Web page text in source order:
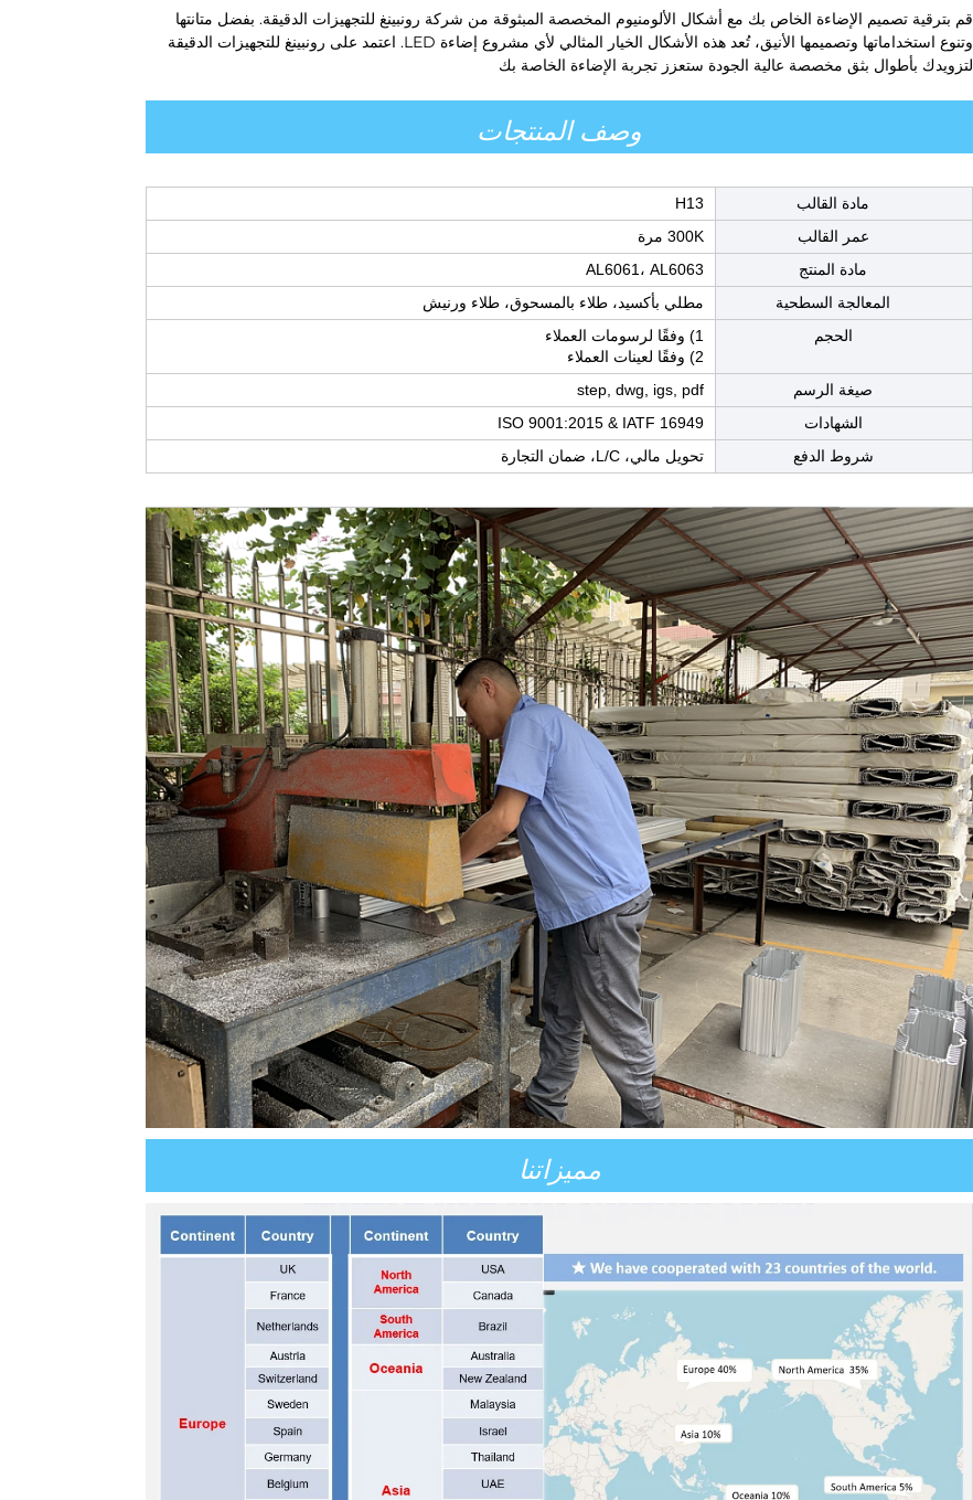
قم بترقية تصميم الإضاءة الخاص بك مع أشكال الألومنيوم المخصصة المبثوقة من شركة رونبينغ للتجهيزات الدقيقة. بفضل متانتها
وتنوع استخداماتها وتصميمها الأنيق، تُعد هذه الأشكال الخيار المثالي لأي مشروع إضاءة LED. اعتمد على رونبينغ للتجهيزات الدقيقة
لتزويدك بأطوال بثق مخصصة عالية الجودة ستعزز تجربة الإضاءة الخاصة بك
وصف المنتجات
مادة القالب
H13
عمر القالب
300K مرة
مادة المنتج
AL6061، AL6063
المعالجة السطحية
مطلي بأكسيد، طلاء بالمسحوق، طلاء ورنيش
الحجم
1) وفقًا لرسومات العملاء
2) وفقًا لعينات العملاء
صيغة الرسم
step, dwg, igs, pdf
الشهادات
ISO 9001:2015 & IATF 16949
شروط الدفع
تحويل مالي، L/C، ضمان التجارة
مميزاتنا